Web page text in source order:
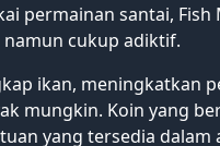
permainan santai,
cukup adiktif.
ikan, meningkatkan
mungkin. Koin yang
yang tersedia dalam